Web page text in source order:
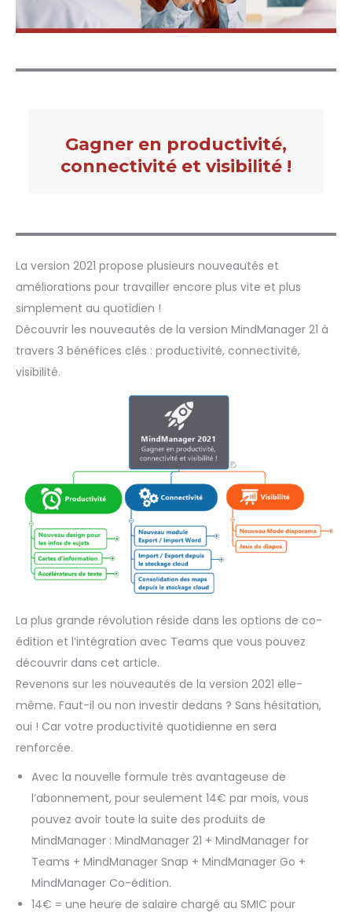
Gagner en productivité,
connectivité et visibilité !
La version 2021 propose plusieurs nouveautés et
améliorations pour travailler encore plus vite et plus
simplement au quotidien !
Découvrir les nouveautés de la version MindManager 21 à
travers 3 bénéfices clés : productivité, connectivité,
visibilité.
La plus grande révolution réside dans les options de co-
édition et l’intégration avec Teams que vous pouvez
découvrir dans cet article.
Revenons sur les nouveautés de la version 2021 elle-
même. Faut-il ou non investir dedans ? Sans hésitation,
oui ! Car votre productivité quotidienne en sera
renforcée.
Avec la nouvelle formule très avantageuse de
l’abonnement, pour seulement 14€ par mois, vous
pouvez avoir toute la suite des produits de
MindManager : MindManager 21 + MindManager for
Teams + MindManager Snap + MindManager Go +
MindManager Co-édition.
14€ = une heure de salaire chargé au SMIC pour